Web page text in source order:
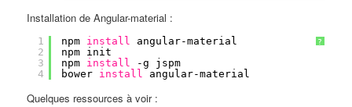
Installation de Angular-material :
?
1
2
3
4
npm install
angular-material
npm init
npm install
-g jspm
bower install angular-material
Quelques ressources à voir :